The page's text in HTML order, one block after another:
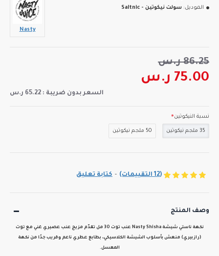
(12 التقييمات) - كتابة تعليق
75.00 ر.س
86.25 ر.س
السعر بدون ضريبة : 65.22 ر.س
الموديل: سولت نيكوتين - Saltnic
Nasty
نسبة النيكوتين
35 ملجم نيكوتين 50 ملجم نيكوتين
وصف المنتج
نكهة ناستي شيشة Nasty Shisha عنب توت 30 مل تقدّم مزيج عنب عصيري غني مع توت
(رازبيري) منعش بأسلوب الشيشة الكلاسيكي، بطابع عطري ناعم وقريب جدًا من نكهة
المعسل.